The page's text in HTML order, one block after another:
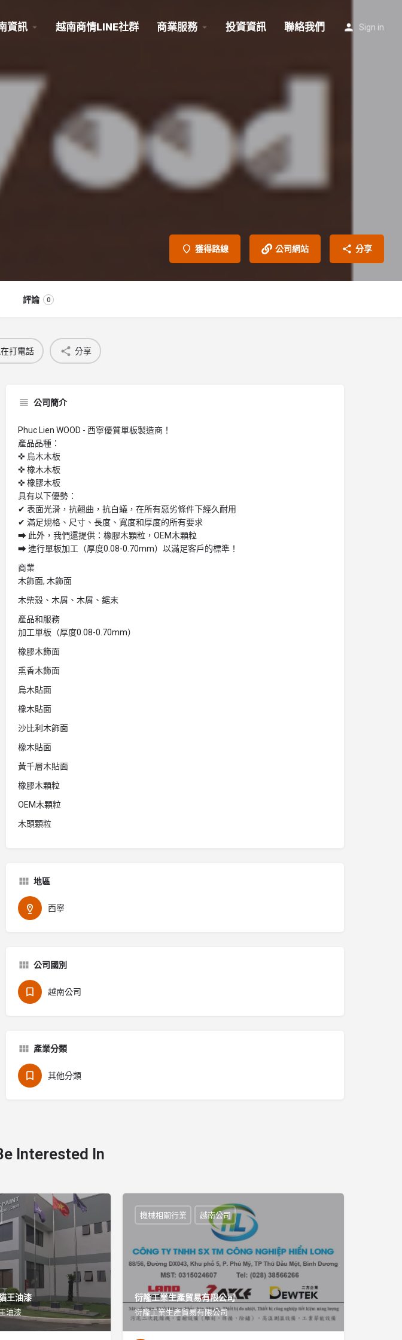
資訊 越南商情LINE社群 商業服務 投資資訊 聯絡我們 Sign in
獲得路線 公司網站 分享
評論 0
打電話 分享
公司簡介
Phuc Lien WOOD - 西寧優質單板製造商！
產品品種：
✜ 烏木木板
✜ 橡木木板
✜ 橡膠木板
具有以下優勢：
✔ 表面光滑，抗翹曲，抗白蟻，在所有惡劣條件下經久耐用
✔ 滿足規格、尺寸、長度、寬度和厚度的所有要求
➡ 此外，我們還提供：橡膠木顆粒，OEM木顆粒
➡ 進行單板加工（厚度0.08-0.70mm）以滿足客戶的標準！
商業
木飾面, 木飾面
木柴殼、木屑、木屑、鋸末
產品和服務
加工單板（厚度0.08-0.70mm）
橡膠木飾面
熏香木飾面
烏木貼面
橡木貼面
沙比利木飾面
橡木貼面
黃千層木貼面
橡膠木顆粒
OEM木顆粒
木頭顆粒
地區
西寧
公司國別
越南公司
產業分類
其他分類
Interested In
王油漆
油漆
衍隆工業生產貿易有限公司
衍隆工業生產貿易有限公司
機械相關行業 越南公司